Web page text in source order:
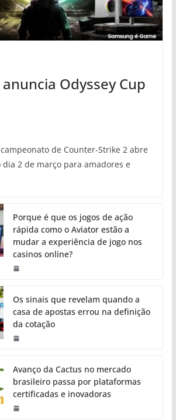
Odyssey Cup
de Counter-Strike 2 abre
2 de março para amadores e
Porque é que os jogos de ação
rápida como o Aviator estão a
mudar a experiência de jogo nos
casinos online?
Os sinais que revelam quando a
casa de apostas errou na definição
da cotação
Avanço da Cactus no mercado
brasileiro passa por plataformas
certificadas e inovadoras